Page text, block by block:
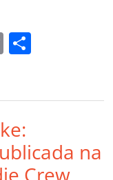
C
y
Li
n
p
til
na
Crew